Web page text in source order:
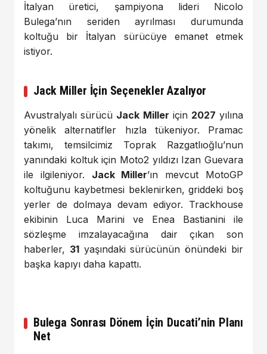
İtalyan üretici, şampiyona lideri Nicolo
Bulega’nın seriden ayrılması durumunda
koltuğu bir İtalyan sürücüye emanet etmek
istiyor.
Jack Miller İçin Seçenekler Azalıyor
Avustralyalı sürücü Jack Miller için 2027 yılına
yönelik alternatifler hızla tükeniyor. Pramac
takımı, temsilcimiz Toprak Razgatlıoğlu’nun
yanındaki koltuk için Moto2 yıldızı Izan Guevara
ile ilgileniyor. Jack Miller’ın mevcut MotoGP
koltuğunu kaybetmesi beklenirken, griddeki boş
yerler de dolmaya devam ediyor. Trackhouse
ekibinin Luca Marini ve Enea Bastianini ile
sözleşme imzalayacağına dair çıkan son
haberler, 31yaşındaki sürücünün önündeki bir
başka kapıyı daha kapattı.
Bulega Sonrası Dönem İçin Ducati’nin Planı
Net